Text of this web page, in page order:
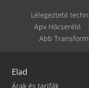
Man Tgx 18
Man Tgx 26
Lélegeztető
Apv Hőcserélő
Abb
Elad
Árak és tarifák